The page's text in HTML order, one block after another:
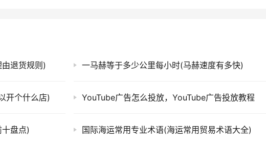
退货规则) 一马赫等于多少公里每小时(马赫速度有多快)
开个什么店) YouTube广告怎么投放，YouTube广告投放教程
盘点) 国际海运常用专业术语(海运常用贸易术语大全)